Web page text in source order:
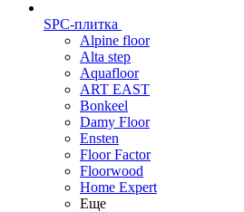
SPC-плитка
Alpine floor
Alta step
Aquafloor
ART EAST
Bonkeel
Damy Floor
Ensten
Floor Factor
Floorwood
Home Expert
Еще